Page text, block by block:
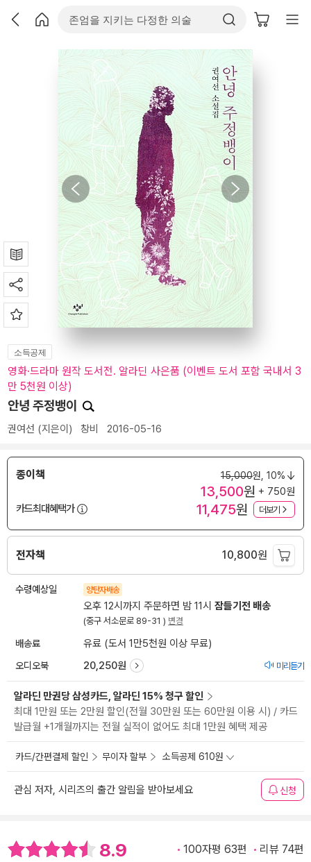
소득공제
영화·드라마 원작 도서전. 알라딘 사은품 (이벤트 도서 포함 국내서 3
만 5천원 이상)
안녕 주정뱅이
권여선 (지은이) 창비 2016-05-16
종이책 15,000원, 10%
13,500원 + 750원
카드최대혜택가
11,475원 더보기
전자책 10,800원
수령예상일 양탄자배송
오후 12시까지 주문하면 밤 11시 잠들기전 배송
(중구 서소문로 89-31 ) 변경
배송료 유료 (도서 1만5천원 이상 무료)
오디오북 20,250원 미리듣기
알라딘 만권당 삼성카드, 알라딘 15% 청구 할인
최대 1만원 또는 2만원 할인(전월 30만원 또는 60만원 이용 시) / 카드
발급월 +1개월까지는 전월 실적이 없어도 최대 1만원 혜택 제공
카드/간편결제 할인 무이자 할부 소득공제 610원
관심 저자, 시리즈의 출간 알림을 받아보세요 신청
8.9 100자평 63편 리뷰 74편